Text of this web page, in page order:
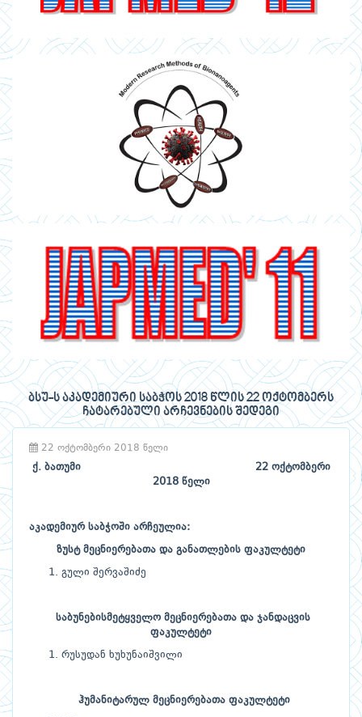
ბსუ-ს აკადემიური საბჭოს 2018 წლის 22 ოქტომბერს
ჩატარებული არჩევნების შედეგი
22 ოქტომბერი 2018 წელი
ქ. ბათუმი 22 ოქტომბერი
2018 წელი
აკადემიურ საბჭოში არჩეულია:
ზუსტ მეცნიერებათა და განათლების ფაკულტეტი
გული შერვაშიძე
საბუნებისმეტყველო მეცნიერებათა და ჯანდაცვის
ფაკულტეტი
რუსუდან ხუხუნაიშვილი
ჰუმანიტარულ მეცნიერებათა ფაკულტეტი